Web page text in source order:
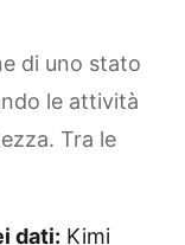
di uno stato
le attività
Tra le
dati: Kimi